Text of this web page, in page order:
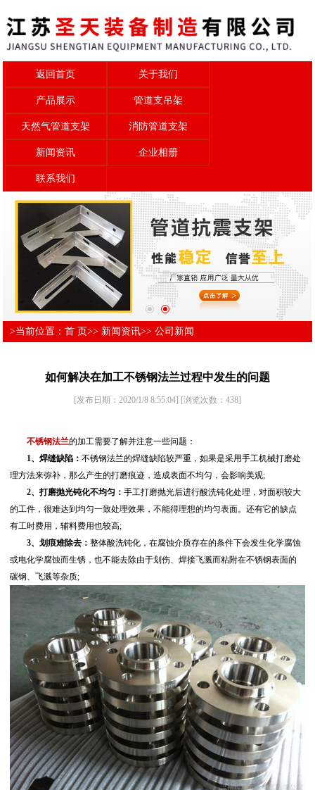
返回首页 关于我们
产品展示 管道支吊架
天然气管道支架 消防管道支架
新闻资讯 企业相册
联系我们
>当前位置：首 页>> 新闻资讯>>公司新闻
如何解决在加工不锈钢法兰过程中发生的问题
[发布日期：2020/1/8 8:55:04] [浏览次数： 438]
不锈钢法兰的加工需要了解并注意一些问题：
1、焊缝缺陷：不锈钢法兰的焊缝缺陷较严重，如果是采用手工机械打磨处
理方法来弥补，那么产生的打磨痕迹，造成表面不均匀，会影响美观;
2、打磨抛光钝化不均匀：手工打磨抛光后进行酸洗钝化处理，对面积较大
的工件，很难达到均匀一致处理效果，不能得理想的均匀表面。还有它的缺点
有工时费用，辅料费用也较高;
3、划痕难除去：整体酸洗钝化，在腐蚀介质存在的条件下会发生化学腐蚀
或电化学腐蚀而生锈，也不能去除由于划伤、焊接飞溅而粘附在不锈钢表面的
碳钢、飞溅等杂质;